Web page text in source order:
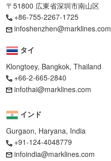
〒51800 広東省深圳市南山区
+86-755-2267-1725
infoshenzhen@marklines.com
タイ
Klongtoey, Bangkok, Thailand
+66-2-665-2840
infothai@marklines.com
インド
Gurgaon, Haryana, India
+91-124-4048779
infoindia@marklines.com